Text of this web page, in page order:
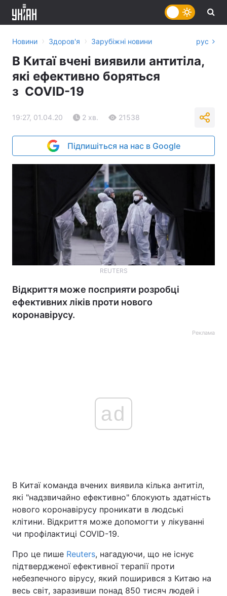
Головна Війна
Україна Політика
Економіка
Спорт Наука
Техно і зв'язок Лайт
Новини › Здоров'я › Зарубіжні новини рус
В Китаї вчені виявили антитіла,
які ефективно боряться
з COVID-19
19:27, 01.04.20 2 хв. 21538
Підпишіться на нас в Google
REUTERS
Відкриття може посприяти розробці
ефективних ліків проти нового
коронавірусу.
Реклама
ad
В Китаї команда вчених виявила кілька антитіл,
які "надзвичайно ефективно" блокують здатність
нового коронавірусу проникати в людські
клітини. Відкриття може допомогти у лікуванні
чи профілактиці COVID-19.
Про це пише Reuters, нагадуючи, що не існує
підтвердженої ефективної терапії проти
небезпечного вірусу, який поширився з Китаю на
весь світ, заразивши понад 850 тисяч людей і